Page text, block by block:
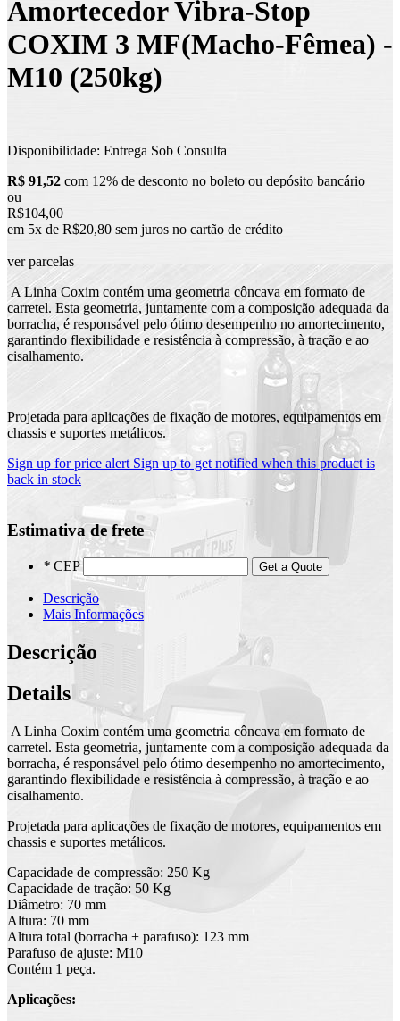
Amortecedor Vibra-Stop
COXIM 3 MF(Macho-Fêmea) -
M10 (250kg)
Disponibilidade: Entrega Sob Consulta
R$ 91,52 com 12% de desconto no boleto ou depósito bancário
ou
R$104,00
em 5x de R$20,80 sem juros no cartão de crédito
ver parcelas
A Linha Coxim contém uma geometria côncava em formato de
carretel. Esta geometria, juntamente com a composição adequada da
borracha, é responsável pelo ótimo desempenho no amortecimento,
garantindo flexibilidade e resistência à compressão, à tração e ao
cisalhamento.
Projetada para aplicações de fixação de motores, equipamentos em
chassis e suportes metálicos.
Sign up for price alert Sign up to get notified when this product is
back in stock
Estimativa de frete
* CEP Get a Quote
Descrição
Mais Informações
Descrição
Details
A Linha Coxim contém uma geometria côncava em formato de
carretel. Esta geometria, juntamente com a composição adequada da
borracha, é responsável pelo ótimo desempenho no amortecimento,
garantindo flexibilidade e resistência à compressão, à tração e ao
cisalhamento.
Projetada para aplicações de fixação de motores, equipamentos em
chassis e suportes metálicos.
Capacidade de compressão: 250 Kg
Capacidade de tração: 50 Kg
Diâmetro: 70 mm
Altura: 70 mm
Altura total (borracha + parafuso): 123 mm
Parafuso de ajuste: M10
Contém 1 peça.
Aplicações: